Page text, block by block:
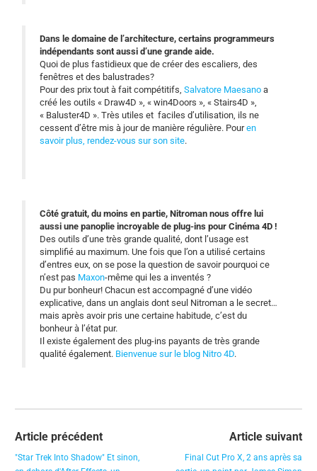
Dans le domaine de l’architecture, certains programmeurs
indépendants sont aussi d’une grande aide.
Quoi de plus fastidieux que de créer des escaliers, des
fenêtres et des balustrades?
Pour des prix tout à fait compétitifs,Salvatore Maesano a
créé les outils « Draw4D », « win4Doors », « Stairs4D »,
« Baluster4D ». Très utiles et faciles d’utilisation, ils ne
cessent d’être mis à jour de manière régulière. Pouren
savoir plus, rendez-vous sur son site.
Côté gratuit, du moins en partie, Nitroman nous offre lui
aussi une panoplie incroyable de plug-ins pour Cinéma 4D !
Des outils d’une très grande qualité, dont l’usage est
simplifié au maximum. Une fois que l’on a utilisé certains
d’entres eux, on se pose la question de savoir pourquoi ce
n’est pas Maxon-même qui les a inventés ?
Du pur bonheur! Chacun est accompagné d’une vidéo
explicative, dans un anglais dont seul Nitroman a le secret…
mais après avoir pris une certaine habitude, c’est du
bonheur à l’état pur.
Il existe également des plug-ins payants de très grande
qualité également. Bienvenue sur le blog Nitro 4D.
Article précédent
"Star Trek Into Shadow" Et sinon,
Article suivant
Final Cut Pro X, 2 ans après sa